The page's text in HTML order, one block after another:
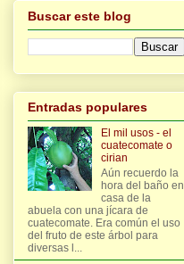
Buscar este blog
Entradas populares
El mil usos - el
cuatecomate o
cirian
Aún recuerdo la
hora del baño en
casa de la
abuela con una jícara de
cuatecomate. Era común el uso
del fruto de este árbol para
diversas l...